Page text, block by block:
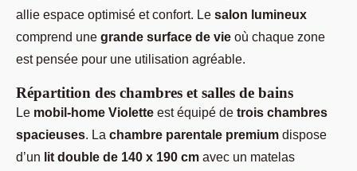
allie espace optimisé et confort. Le salon lumineux
comprend une grande surface de vie où chaque zone
est pensée pour une utilisation agréable.
Répartition des chambres et salles de bains
Le mobil-home Violette est équipé de trois chambres
spacieuses. La chambre parentale premium dispose
d’un lit double de 140 x 190 cm avec un matelas